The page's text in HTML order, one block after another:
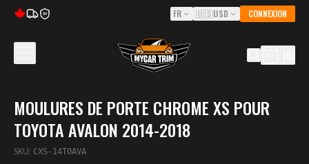
5Y FR 🇺🇸USD CONNEXION
MOULURES DE PORTE CHROME XS POUR
TOYOTA AVALON 2014-2018
SKU: CXS-14TOAVA